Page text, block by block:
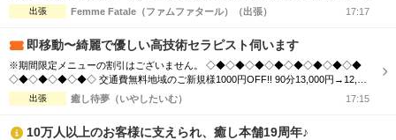
お伝えさせて頂きます。 90分コース17000円 120分コース23000円 でのご案内☆
是非この機会に一度お電話お待ちしております
出張 Femme Fatale（ファムファタール）（出張） 17:17
即移動〜綺麗で優しい高技術セラピスト伺います
※期間限定メニューの割引はございません。 ◇◆◇◆◇◆◇◆◇◆◇◆◇◆◇◆
◇◆◇◆◇◆◇◆◇ 交通費無料地域のご新規様1000円OFF!! 90分13,000円→12,00
0円 120分16,000円→15,000円 150分20,000円→19,000円 ※指名料別途 ◇◆◇◆◇
◆◇◆◇◆◇◆◇◆◇◆◇◆◇◆◇◆◇◆◇ 市内の交通費を頂く地域のご新規様1
出張 癒し待夢（いやしたいむ） 17:15
10万人以上のお客様に支えられ、癒し本舗19周年♪